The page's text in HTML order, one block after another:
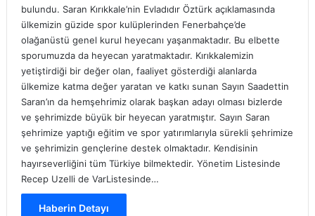
bulundu. Saran Kırıkkale’nin Evladıdır Öztürk açıklamasında
ülkemizin güzide spor kulüplerinden Fenerbahçe’de
olağanüstü genel kurul heyecanı yaşanmaktadır. Bu elbette
sporumuzda da heyecan yaratmaktadır. Kırıkkalemizin
yetiştirdiği bir değer olan, faaliyet gösterdiği alanlarda
ülkemize katma değer yaratan ve katkı sunan Sayın Saadettin
Saran’ın da hemşehrimiz olarak başkan adayı olması bizlerde
ve şehrimizde büyük bir heyecan yaratmıştır. Sayın Saran
şehrimize yaptığı eğitim ve spor yatırımlarıyla sürekli şehrimize
ve şehrimizin gençlerine destek olmaktadır. Kendisinin
hayırseverliğini tüm Türkiye bilmektedir. Yönetim Listesinde
Recep Uzelli de VarListesinde…
Haberin Detayı